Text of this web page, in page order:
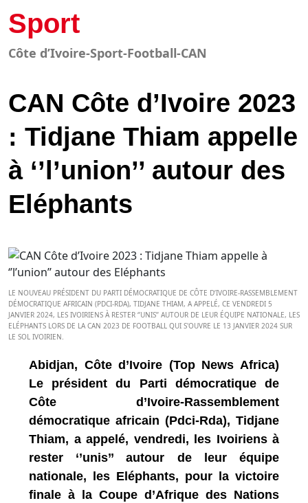
Sport
Côte d’Ivoire-Sport-Football-CAN
CAN Côte d’Ivoire 2023
: Tidjane Thiam appelle
à ‘’l’union’’ autour des
Eléphants
LE NOUVEAU PRÉSIDENT DU PARTI DÉMOCRATIQUE DE CÔTE D’IVOIRE-RASSEMBLEMENT
DÉMOCRATIQUE AFRICAIN (PDCI-RDA), TIDJANE THIAM, A APPELÉ, CE VENDREDI 5
JANVIER 2024, LES IVOIRIENS À RESTER ‘’UNIS’’ AUTOUR DE LEUR ÉQUIPE NATIONALE, LES
ELÉPHANTS LORS DE LA CAN 2023 DE FOOTBALL QUI S'OUVRE LE 13 JANVIER 2024 SUR
LE SOL IVOIRIEN.
Abidjan, Côte d’Ivoire (Top News Africa)
Le président du Parti démocratique de
Côte d’Ivoire-Rassemblement
démocratique africain (Pdci-Rda), Tidjane
Thiam, a appelé, vendredi, les Ivoiriens à
rester ‘’unis’’ autour de leur équipe
nationale, les Eléphants, pour la victoire
finale à la Coupe d’Afrique des Nations